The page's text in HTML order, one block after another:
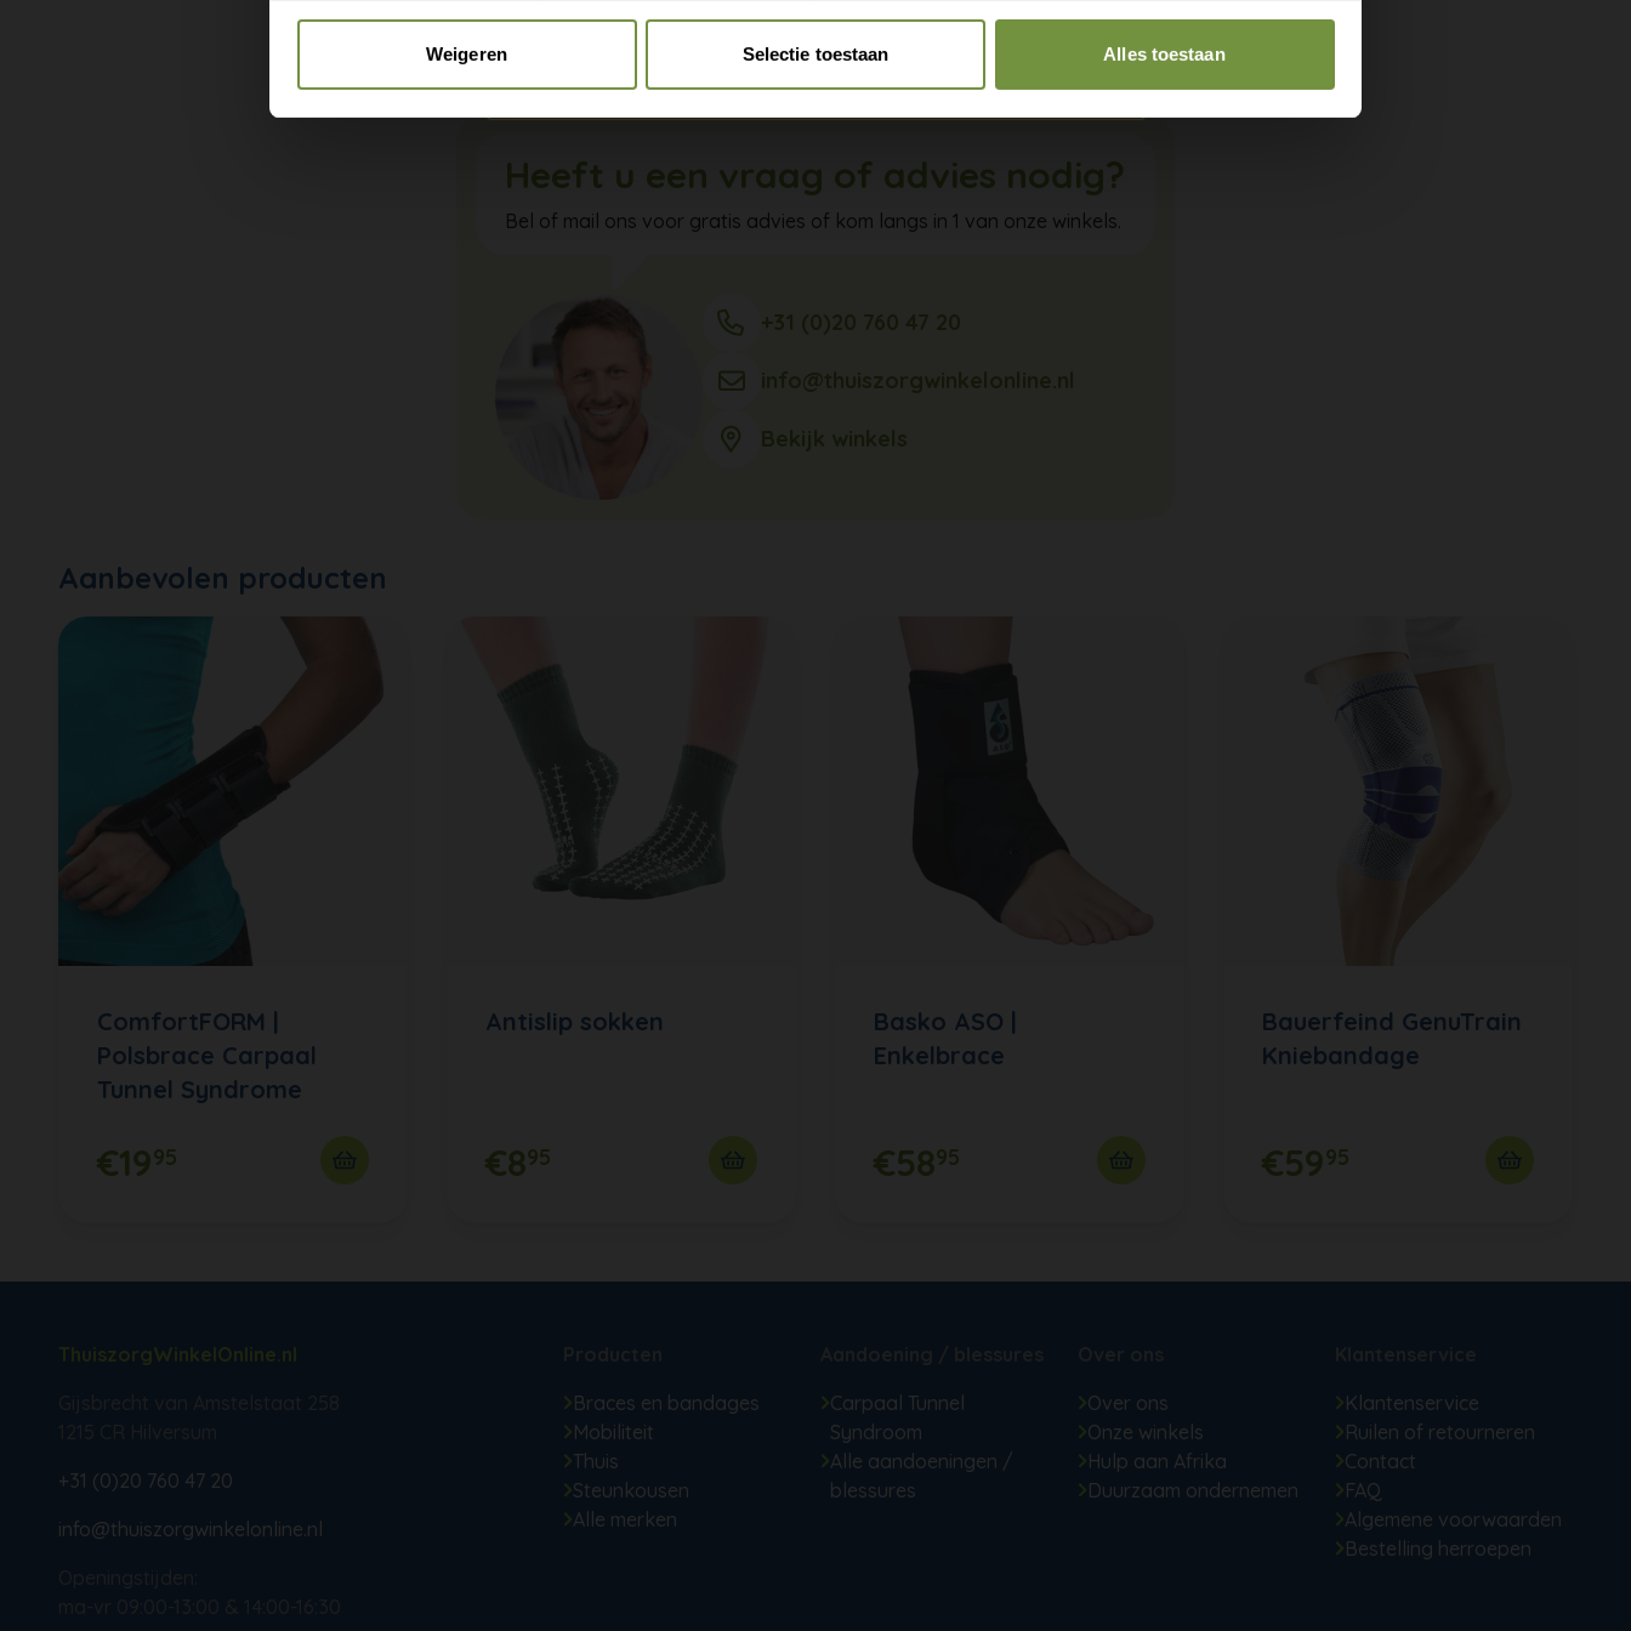
Weigeren Selectie toestaan Alles toestaan
Heeft u een vraag of advies nodig?
Bel of mail ons voor gratis advies of kom langs in 1 van onze winkels.
+31 (0)20 760 47 20
info@thuiszorgwinkelonline.nl
Bekijk winkels
Aanbevolen producten
ComfortFORM |
Polsbrace Carpaal
Tunnel Syndrome
€1995
Antislip sokken
€895
Basko ASO |
Enkelbrace
€5895
Bauerfeind GenuTrain
Kniebandage
€5995
+31 (0)20 760 47 20
info@thuiszorgwinkelonline.nl
Braces en bandages
Mobiliteit
Thuis
Steunkousen
Alle merken
Carpaal Tunnel
Syndroom
Alle aandoeningen /
blessures
Over ons
Onze winkels
Hulp aan Afrika
Duurzaam ondernemen
Klantenservice
Ruilen of retourneren
Contact
FAQ
Algemene voorwaarden
Bestelling herroepen
Claim gratis verzending